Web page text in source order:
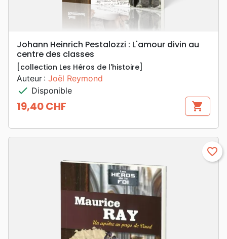
Johann Heinrich Pestalozzi : L'amour divin au
centre des classes
[collection Les Héros de l'histoire]
Auteur : Joël Reymond
check Disponible
Prix
19,40 CHF shopping_cart
favorite_border